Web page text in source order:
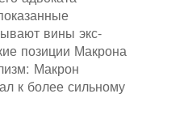
вины экс-
позиции Макрона
Макрон
к более сильному